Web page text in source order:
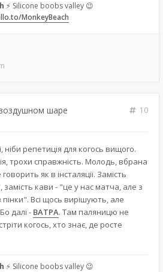
⚡ Silicone boobs valley 😉
MonkeyBeach
шаре
10
репетиція для когось вищого.
трохи справжність. Молодь, вбрана
як в інсталяції. Замість
кави - "це у нас матча, але з
Всі щось вирішують, але
далі - ВАТРА. Там паляницю не
когось, хто знає, де росте
⚡ Silicone boobs valley 😉